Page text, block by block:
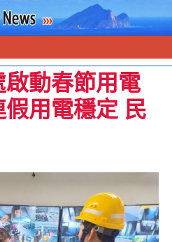
動春節用電
用電穩定 民